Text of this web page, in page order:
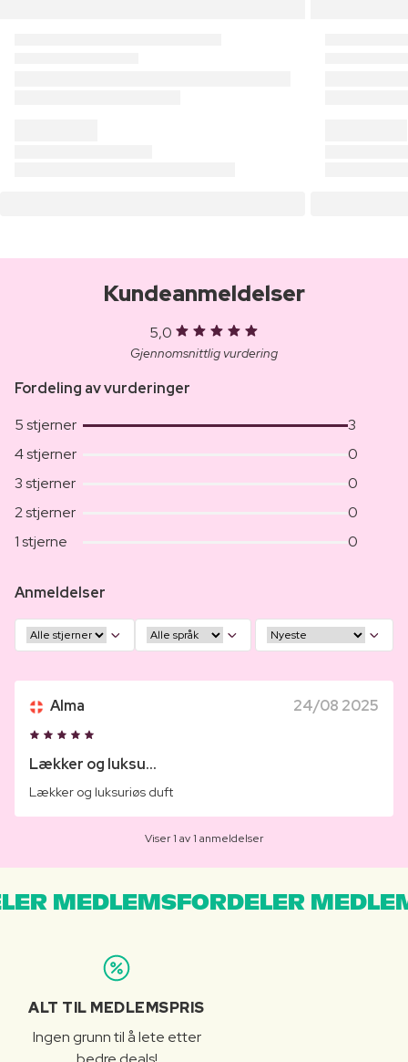
Kundeanmeldelser
5,0
Gjennomsnittlig vurdering
Fordeling av vurderinger
5 stjerner
3
4 stjerner
0
3 stjerner
0
2 stjerner
0
1 stjerne
0
Anmeldelser
Alma 24/08 2025
Lækker og luksu...
Lækker og luksuriøs duft
Viser 1 av 1 anmeldelser
MEDLEMSFORDELER
ALT TIL MEDLEMSPRIS
Ingen grunn til å lete etter